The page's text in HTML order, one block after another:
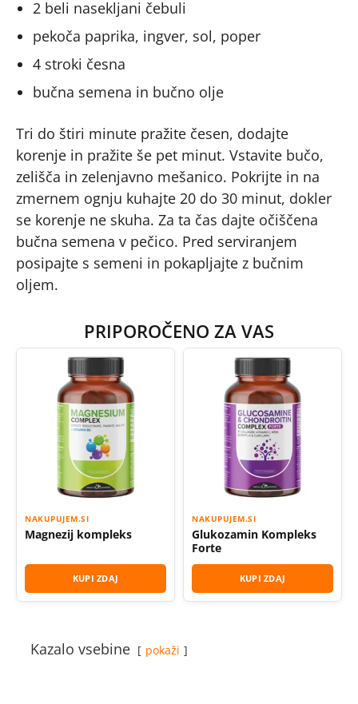
2 beli nasekljani čebuli
pekoča paprika, ingver, sol, poper
4 stroki česna
bučna semena in bučno olje
Tri do štiri minute pražite česen, dodajte
korenje in pražite še pet minut. Vstavite bučo,
zelišča in zelenjavno mešanico. Pokrijte in na
zmernem ognju kuhajte 20 do 30 minut, dokler
se korenje ne skuha. Za ta čas dajte očiščena
bučna semena v pečico. Pred serviranjem
posipajte s semeni in pokapljajte z bučnim
oljem.
PRIPOROČENO ZA VAS
NAKUPUJEM.SI
Magnezij kompleks
KUPI ZDAJ
NAKUPUJEM.SI
Glukozamin Kompleks
Forte
KUPI ZDAJ
Kazalo vsebine pokaži